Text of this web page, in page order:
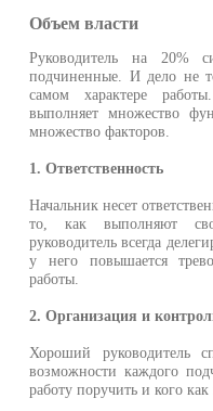
Объем власти
Руководитель на 20%
подчиненные. И дело не
самом характере
выполняет множество
множество факторов.
1. Ответственность
Начальник несет
то, как выполняют
руководитель всегда
у него повышается
работы.
2. Организация и
Хороший руководитель
возможности каждого
работу поручить и кого